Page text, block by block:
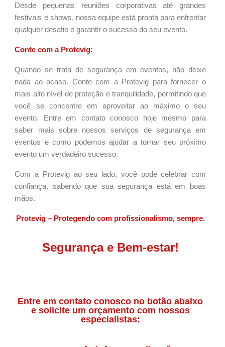
Desde pequenas reuniões corporativas até grandes
festivais e shows, nossa equipe está pronta para enfrentar
qualquer desafio e garantir o sucesso do seu evento.
Conte com a Protevig:
Quando se trata de segurança em eventos, não deixe
nada ao acaso. Conte com a Protevig para fornecer o
mais alto nível de proteção e tranquilidade, permitindo que
você se concentre em aproveitar ao máximo o seu
evento. Entre em contato conosco hoje mesmo para
saber mais sobre nossos serviços de segurança em
eventos e como podemos ajudar a tornar seu próximo
evento um verdadeiro sucesso.
Com a Protevig ao seu lado, você pode celebrar com
confiança, sabendo que sua segurança está em boas
mãos.
Protevig – Protegendo com profissionalismo, sempre.
Segurança e Bem-estar!
Entre em contato conosco no botão abaixo
e solicite um orçamento com nossos
especialistas: